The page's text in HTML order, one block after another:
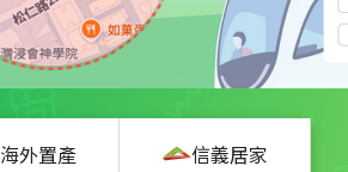
海外置產 信義居家